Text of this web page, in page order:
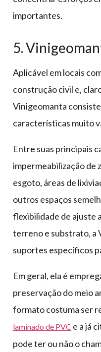
importantes.
5.
Aplicável em locais
construção civil e,
Vinigeomanta
características muito
Entre suas principais
impermeabilização de
esgoto, áreas de
outros espaços
flexibilidade de ajuste
terreno e substrato, a
suportes específicos
Em geral, ela é
preservação do meio
formato costuma ser
laminado de PVC e a já
pode ter ou não o